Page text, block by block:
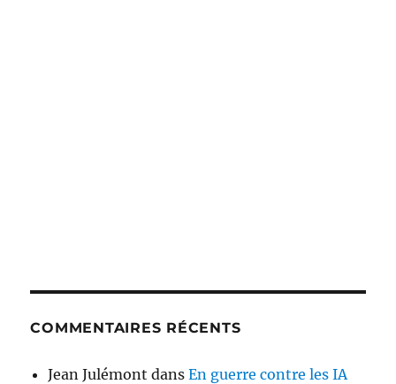
COMMENTAIRES RÉCENTS
Jean Julémont dansEn guerre contre les IA